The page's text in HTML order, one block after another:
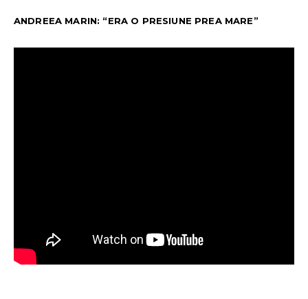
ANDREEA MARIN: “ERA O PRESIUNE PREA MARE”